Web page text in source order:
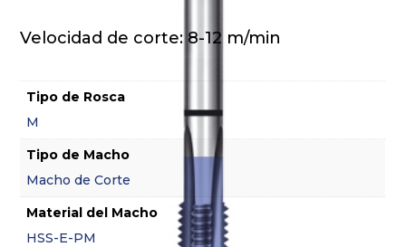
Velocidad de corte: 8-12 m/min
Tipo de Rosca
M
Tipo de Macho
Macho de Corte
Material del Macho
HSS-E-PM